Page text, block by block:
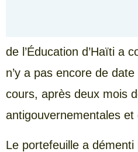
de l’Éducation d’Haïti a
n’y a pas encore de
cours, après deux mois
antigouvernementales
Le portefeuille a démenti